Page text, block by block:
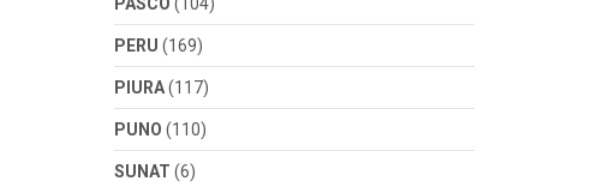
PERU (169)
PIURA(117)
PUNO (110)
SUNAT (6)